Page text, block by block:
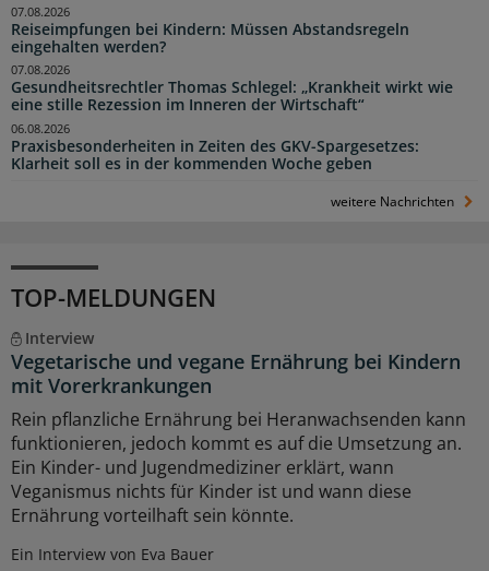
Reiseimpfungen bei Kindern: Müssen Abstandsregeln
eingehalten werden?
07.08.2026
Gesundheitsrechtler Thomas Schlegel: „Krankheit wirkt wie
eine stille Rezession im Inneren der Wirtschaft“
07.08.2026
Praxisbesonderheiten in Zeiten des GKV-Spargesetzes:
Klarheit soll es in der kommenden Woche geben
06.08.2026
weitere Nachrichten
TOP-MELDUNGEN
Interview
Vegetarische und vegane Ernährung bei Kindern
mit Vorerkrankungen
Rein pflanzliche Ernährung bei Heranwachsenden kann
funktionieren, jedoch kommt es auf die Umsetzung an.
Ein Kinder- und Jugendmediziner erklärt, wann
Veganismus nichts für Kinder ist und wann diese
Ernährung vorteilhaft sein könnte.
Ein Interview von Eva Bauer